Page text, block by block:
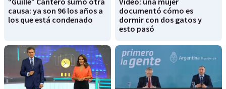
causa: ya son 96 los años a
los que está condenado
documentó cómo es
dormir con dos gatos y
esto pasó